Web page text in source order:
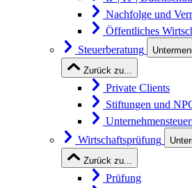
Nachfolge und
Öffentliches
Steuerberatung
Zurück zu...
Private Clients
Stiftungen und
Wirtschaftsprüfung
Zurück zu...
Prüfung